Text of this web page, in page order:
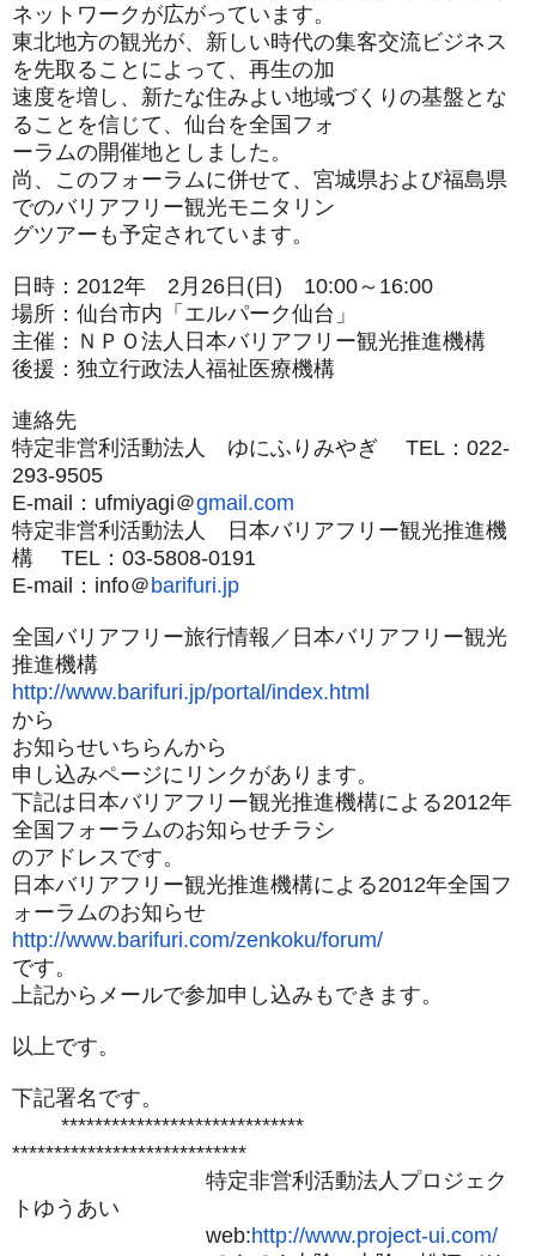
ネットワークが広がっています。
東北地方の観光が、 新しい時代の集客交流ビジネス
を先取ることによって、再生の加
速度を増し、 新たな住みよい地域づくりの基盤とな
ることを信じて、 仙台を全国フォ
ーラムの開催地としました。
尚、このフォーラムに併せて、 宮城県および福島県
でのバリアフリー観光モニタリン
グツアーも予定されています。
日時：2012年 2月26日(日) 10:00～16:00
場所：仙台市内「エルパーク仙台」
主催：ＮＰＯ法人日本バリアフリー観光推進機構
後援：独立行政法人福祉医療機構
連絡先
特定非営利活動法人 ゆにふりみやぎ TEL：022-
293-9505
E-mail：ufmiyagi＠gmail.com
特定非営利活動法人 日本バリアフリー観光推進機
構 TEL：03-5808-0191
E-mail：info＠ barifuri.jp
全国バリアフリー旅行情報／日本バリアフリー観光
推進機構
http://www.barifuri.jp/portal/index.html
から
お知らせいちらんから
申し込みページにリンクがあります。
下記は日本バリアフリー観光推進機構による2012年
全国フォーラムのお知らせチラシ
のアドレスです。
日本バリアフリー観光推進機構による2012年全国フ
ォーラムのお知らせ
http://www.barifuri.com/zenkoku/forum/
です。
上記からメールで参加申し込みもできます。
以上です。
下記署名です。
*****************************
****************************
特定非営利活動法人プロジェク
トゆうあい
web:http://www.project-ui.com/